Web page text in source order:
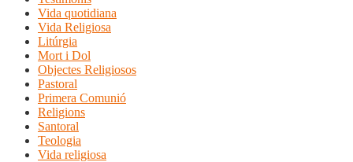
Vida quotidiana
Vida Religiosa
Litúrgia
Mort i Dol
Objectes Religiosos
Pastoral
Primera Comunió
Religions
Santoral
Teologia
Vida religiosa